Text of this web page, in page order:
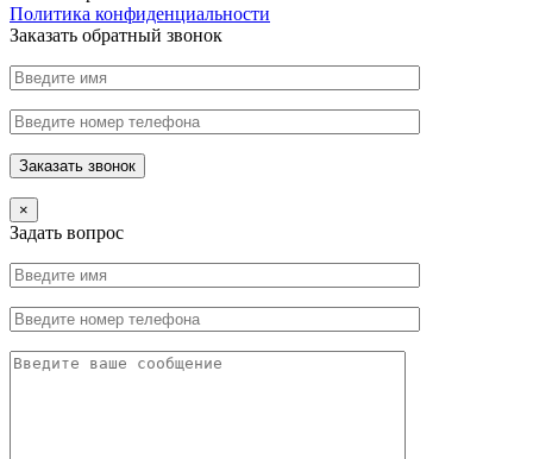
Политика конфиденциальности
Заказать обратный звонок
×
Задать вопрос